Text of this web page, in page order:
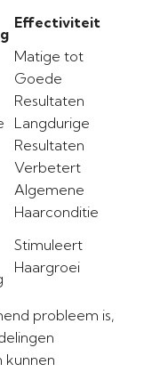
Effectiviteit
Matige tot
Goede
Resultaten
Langdurige
Resultaten
Verbetert
Algemene
Haarconditie
Stimuleert
Haargroei
probleem is,
kunnen